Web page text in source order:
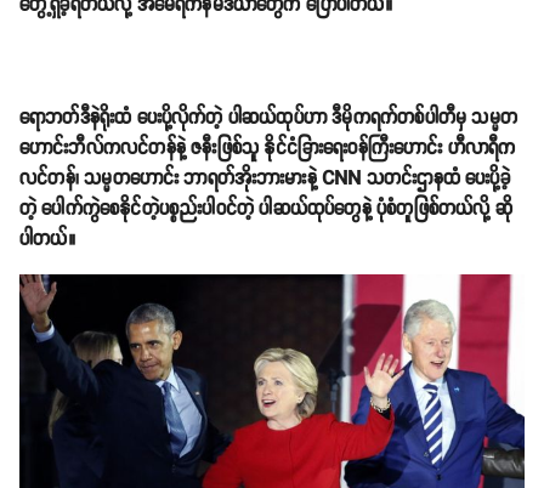
ရောဘတ်ဒီနဲရိုးထံ ပေးပို့လိုက်တဲ့ ပါဆယ်ထုပ်ဟာ ဒီမိုကရက်တစ်ပါတီမှ သမ္မတ
ဟောင်းဘီလ်ကလင်တန်နဲ့ ဇနီးဖြစ်သူ နိုင်ငံခြားရေးဝန်ကြီးဟောင်း ဟီလာရီက
လင်တန်၊ သမ္မတဟောင်း ဘာရတ်အိုးဘားမားနဲ့ CNN သတင်းဌာနထံ ပေးပို့ခဲ့
တဲ့ ပေါက်ကွဲစေနိုင်တဲ့ပစ္စည်းပါဝင်တဲ့ ပါဆယ်ထုပ်တွေနဲ့ ပုံစံတူဖြစ်တယ်လို့ ဆို
ပါတယ်။